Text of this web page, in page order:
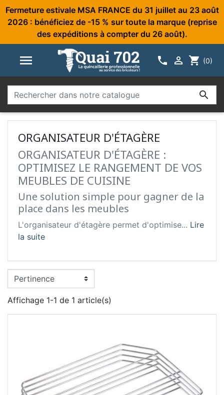
Fermeture estivale MSA FRANCE du 31 juillet au 23 août
2026 : bénéficiez de -15 % sur toute la marque (reprise
des expéditions à compter du 26 août).
   shopping_cart (0)

ORGANISATEUR D'ÉTAGÈRE
ORGANISATEUR D'ÉTAGÈRE :
OPTIMISEZ LE RANGEMENT DE VOS
MEUBLES DE CUISINE
Une solution simple pour gagner de la
place dans les meubles
L'organisateur d'étagère permet d'optimise... Lire
la suite
Affichage 1-1 de 1 article(s)